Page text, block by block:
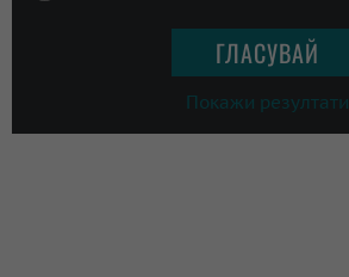
Покажи резултати